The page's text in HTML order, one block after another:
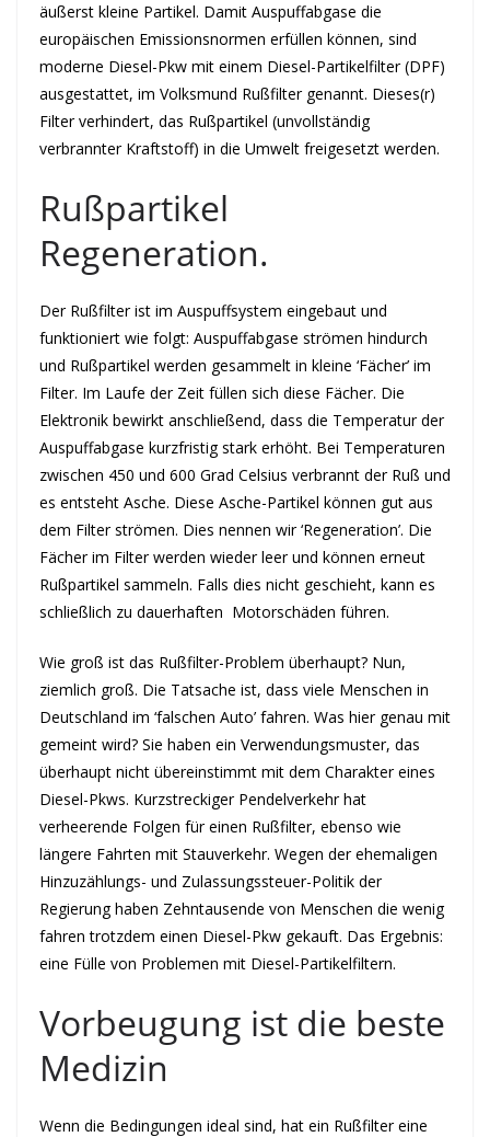
äußerst kleine Partikel. Damit Auspuffabgase die
europäischen Emissionsnormen erfüllen können, sind
moderne Diesel-Pkw mit einem Diesel-Partikelfilter (DPF)
ausgestattet, im Volksmund Rußfilter genannt. Dieses(r)
Filter verhindert, das Rußpartikel (unvollständig
verbrannter Kraftstoff) in die Umwelt freigesetzt werden.
Rußpartikel
Regeneration.
Der Rußfilter ist im Auspuffsystem eingebaut und
funktioniert wie folgt: Auspuffabgase strömen hindurch
und Rußpartikel werden gesammelt in kleine ‘Fächer’ im
Filter. Im Laufe der Zeit füllen sich diese Fächer. Die
Elektronik bewirkt anschließend, dass die Temperatur der
Auspuffabgase kurzfristig stark erhöht. Bei Temperaturen
zwischen 450 und 600 Grad Celsius verbrannt der Ruß und
es entsteht Asche. Diese Asche-Partikel können gut aus
dem Filter strömen. Dies nennen wir ‘Regeneration’. Die
Fächer im Filter werden wieder leer und können erneut
Rußpartikel sammeln. Falls dies nicht geschieht, kann es
schließlich zu dauerhaften Motorschäden führen.
Wie groß ist das Rußfilter-Problem überhaupt? Nun,
ziemlich groß. Die Tatsache ist, dass viele Menschen in
Deutschland im ‘falschen Auto’ fahren. Was hier genau mit
gemeint wird? Sie haben ein Verwendungsmuster, das
überhaupt nicht übereinstimmt mit dem Charakter eines
Diesel-Pkws. Kurzstreckiger Pendelverkehr hat
verheerende Folgen für einen Rußfilter, ebenso wie
längere Fahrten mit Stauverkehr. Wegen der ehemaligen
Hinzuzählungs- und Zulassungssteuer-Politik der
Regierung haben Zehntausende von Menschen die wenig
fahren trotzdem einen Diesel-Pkw gekauft. Das Ergebnis:
eine Fülle von Problemen mit Diesel-Partikelfiltern.
Vorbeugung ist die beste
Medizin
Wenn die Bedingungen ideal sind, hat ein Rußfilter eine